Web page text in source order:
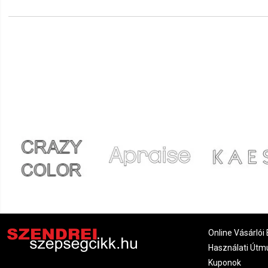
Viktória 2021.12.19. 11:17
Vadker Kft. 2021.09.24. 07:08
Péter 2021.09.11. 15:20
Online Vásárlói
Használati
Kuponok